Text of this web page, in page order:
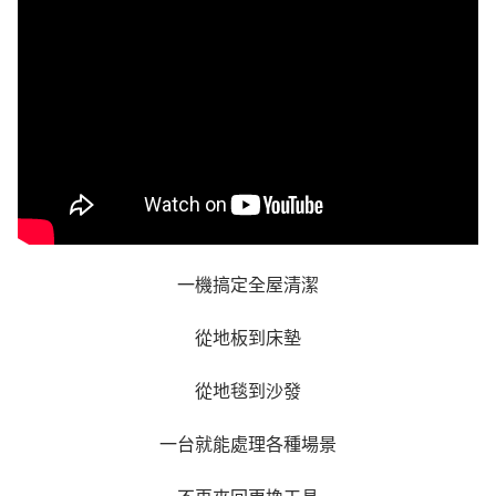
一機搞定全屋清潔
從地板到床墊
從地毯到沙發
一台就能處理各種場景